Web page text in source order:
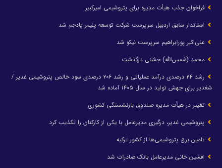
فراخوان جذب هیأت مدیره برای پتروشیمی امیرکبیر
استاندار سابق اردبیل سرپرست شرکت توسعه پلیمر پادجم شد
علی‌اکبر پورابراهیم سرپرست نیکو شد
محمد (شمس‌الله) جشنی درگذشت
رشد ۲۴ درصدی درآمد عملیاتی و رشد ۲۰۶ درصدی سود خالص پتروشیمی غدیر /
شغدیر برای جهش تولید در سال ۱۴۰۵ آماده شد
تغییر در هیأت مدیره صندوق بازنشستگی کشوری
پتروشیمی غدیر، درگیری مدیرعامل با یکی از کارکنان را تکذیب کرد
تامین برق پتروشیمی‌ها از کشور ترکیه
افشین خانی مدیرعامل بانک صادرات شد